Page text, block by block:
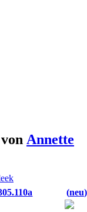
Annette
neu